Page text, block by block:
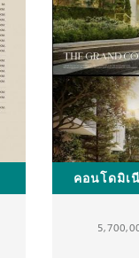
คอนโดมิเ